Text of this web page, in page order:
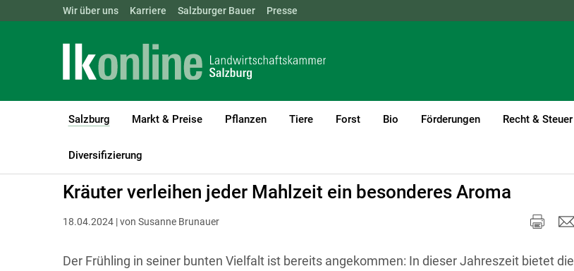
Landwirtschaftskammern: ÖSTERREICH BGLD KTN
Wir über uns Karriere Salzburger Bauer Presse
Salzburg
(current)1
Markt & Preise Pflanzen Tiere Forst Bio Förderungen Recht & Steuer
Diversifizierung
LK Salzburg Salzburg
Kräuter verleihen jeder Mahlzeit ein besonderes Aroma
18.04.2024 | von Susanne Brunauer
Der Frühling in seiner bunten Vielfalt ist bereits angekommen: In dieser Jahreszeit bietet die